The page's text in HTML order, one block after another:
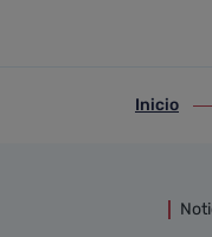
ir-a inicio
Inicio
ir-a